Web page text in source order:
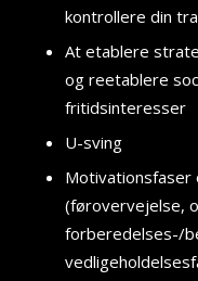
kontrollere din
At etablere
og reetablere
fritidsinteresser
U-sving
Motivationsfaser
(førovervejelse,
forberedelses-/